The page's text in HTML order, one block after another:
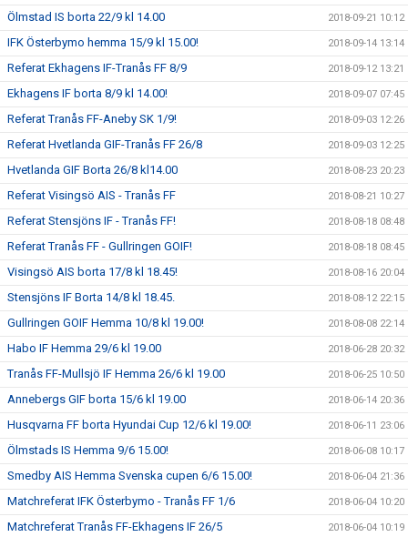
Ölmstad IS borta 22/9 kl 14.00 2018-09-21 10:12
IFK Österbymo hemma 15/9 kl 15.00! 2018-09-14 13:14
Referat Ekhagens IF-Tranås FF 8/9 2018-09-12 13:21
Ekhagens IF borta 8/9 kl 14.00! 2018-09-07 07:45
Referat Tranås FF-Aneby SK 1/9! 2018-09-03 12:26
Referat Hvetlanda GIF-Tranås FF 26/8 2018-09-03 12:25
Hvetlanda GIF Borta 26/8 kl14.00 2018-08-23 20:23
Referat Visingsö AIS - Tranås FF 2018-08-21 10:27
Referat Stensjöns IF - Tranås FF! 2018-08-18 08:48
Referat Tranås FF - Gullringen GOIF! 2018-08-18 08:45
Visingsö AIS borta 17/8 kl 18.45! 2018-08-16 20:04
Stensjöns IF Borta 14/8 kl 18.45. 2018-08-12 22:15
Gullringen GOIF Hemma 10/8 kl 19.00! 2018-08-08 22:14
Habo IF Hemma 29/6 kl 19.00 2018-06-28 20:32
Tranås FF-Mullsjö IF Hemma 26/6 kl 19.00 2018-06-25 10:50
Annebergs GIF borta 15/6 kl 19.00 2018-06-14 20:36
Husqvarna FF borta Hyundai Cup 12/6 kl 19.00! 2018-06-11 23:06
Ölmstads IS Hemma 9/6 15.00! 2018-06-08 10:17
Smedby AIS Hemma Svenska cupen 6/6 15.00! 2018-06-04 21:36
Matchreferat IFK Österbymo - Tranås FF 1/6 2018-06-04 10:20
Matchreferat Tranås FF-Ekhagens IF 26/5 2018-06-04 10:19